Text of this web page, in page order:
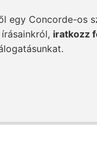
egy Concorde-os
iratkozz